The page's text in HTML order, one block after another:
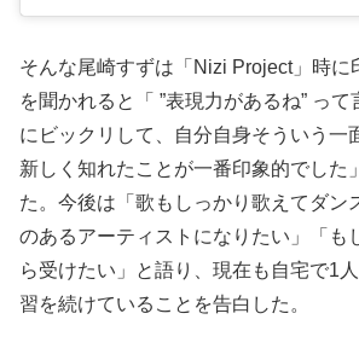
そんな尾崎すずは「Nizi Project」時に
を聞かれると「 ”表現力があるね” って
にビックリして、自分自身そういう一
新しく知れたことが一番印象的でした
た。今後は「歌もしっかり歌えてダン
のあるアーティストになりたい」「も
ら受けたい」と語り、現在も自宅で1
習を続けていることを告白した。